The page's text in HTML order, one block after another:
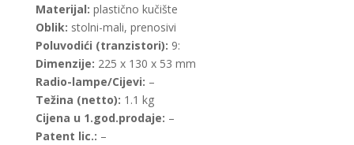
Materijal: plastično kučište
Oblik: stolni-mali, prenosivi
Poluvodići (tranzistori): 9:
Dimenzije: 225 x 130 x 53 mm
Radio-lampe/Cijevi: –
Težina (netto): 1.1 kg
Cijena u 1.god.prodaje: –
Patent lic.: –